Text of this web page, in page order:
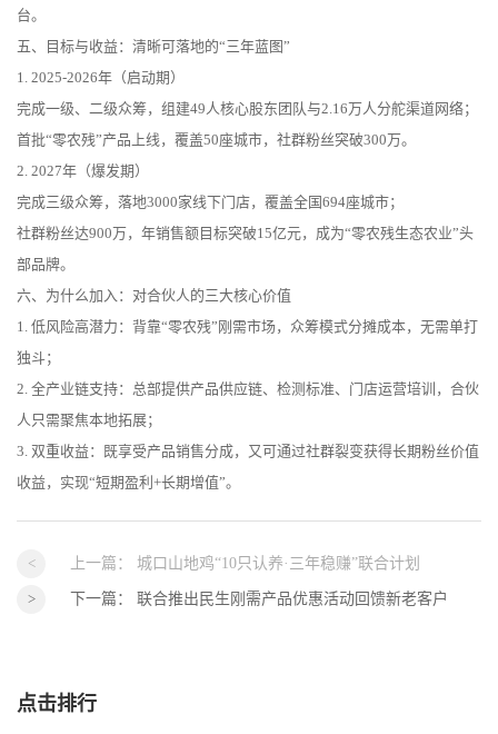
台。
五、目标与收益：清晰可落地的“三年蓝图”
1. 2025-2026年（启动期）
完成一级、二级众筹，组建49人核心股东团队与2.16万人分舵渠道网络；
首批“零农残”产品上线，覆盖50座城市，社群粉丝突破300万。
2. 2027年（爆发期）
完成三级众筹，落地3000家线下门店，覆盖全国694座城市；
社群粉丝达900万，年销售额目标突破15亿元，成为“零农残生态农业”头
部品牌。
六、为什么加入：对合伙人的三大核心价值
1. 低风险高潜力：背靠“零农残”刚需市场，众筹模式分摊成本，无需单打
独斗；
2. 全产业链支持：总部提供产品供应链、检测标准、门店运营培训，合伙
人只需聚焦本地拓展；
3. 双重收益：既享受产品销售分成，又可通过社群裂变获得长期粉丝价值
收益，实现“短期盈利+长期增值”。
上一篇： 城口山地鸡“10只认养·三年稳赚”联合计划
下一篇： 联合推出民生刚需产品优惠活动回馈新老客户
点击排行